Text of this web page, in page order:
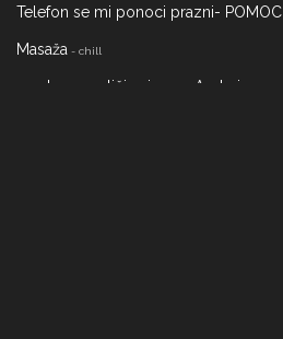
Telefon se mi ponoci prazni- POMOC
Masaža - chill
moderna različica imena Andrej